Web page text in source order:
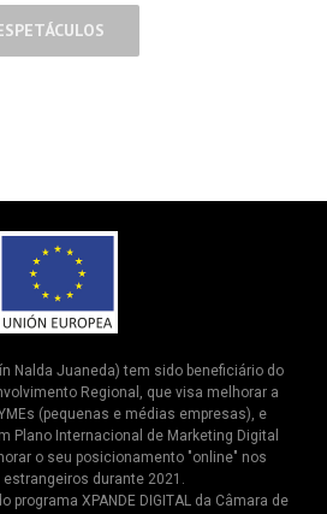
Nalda Juaneda) tem sido beneficiário do
Regional, que visa melhorar a
(pequenas e médias empresas), e
Plano Internacional de Marketing Digital
o seu posicionamento "online" nos
durante 2021.
programa XPANDE DIGITAL da Câmara de